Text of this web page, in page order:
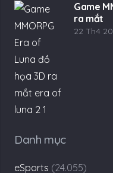
Game
ra mắt
22 Th4
Danh mục
eSports (24.055)